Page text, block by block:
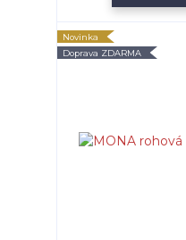
Novinka
Doprava ZDARMA